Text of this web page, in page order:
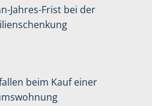
Jahres-Frist bei der
beim Kauf einer